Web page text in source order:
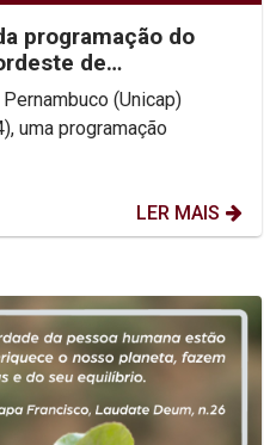
programação do
de
(Unicap)
uma programação
LER MAIS